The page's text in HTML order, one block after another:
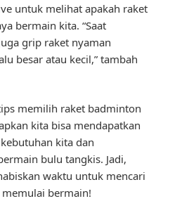
untuk melihat apakah raket
bermain kita. “Saat
grip raket nyaman
besar atau kecil,” tambah
memilih raket badminton
kita bisa mendapatkan
kita dan
bulu tangkis. Jadi,
waktu untuk mencari
bermain!